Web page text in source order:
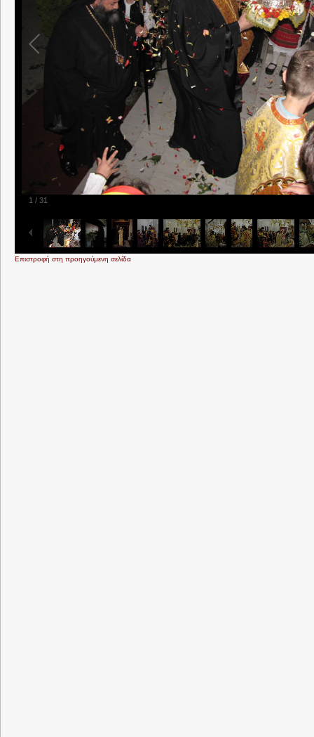
1 / 31
Επιστροφή στη προηγούμενη σελίδα